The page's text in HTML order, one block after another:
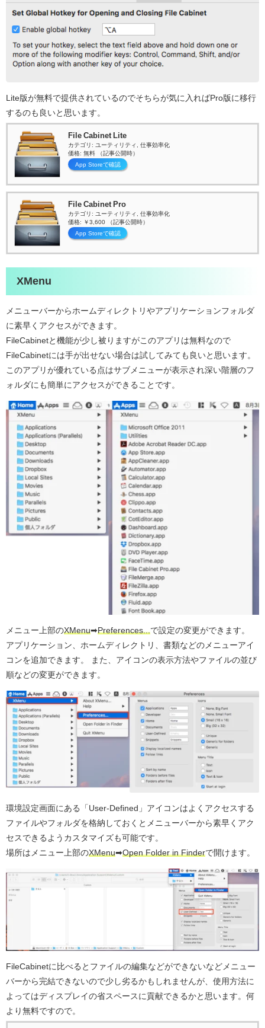
Lite版が無料で提供されているのでそちらが気に入ればPro版に移行
するのも良いと思います。
File Cabinet Lite
カテゴリ: ユーティリティ, 仕事効率化
価格: 無料 （記事公開時）
App Storeで確認
File Cabinet Pro
カテゴリ: ユーティリティ, 仕事効率化
価格: ￥3,600 （記事公開時）
App Storeで確認
XMenu
メニューバーからホームディレクトリやアプリケーションフォルダ
に素早くアクセスができます。
FileCabinetと機能が少し被りますがこのアプリは無料なので
FileCabinetには手が出せない場合は試してみても良いと思います。
このアプリが優れている点はサブメニューが表示され深い階層のフ
ォルダにも簡単にアクセスができることです。
メニュー上部のXMenu➡︎Preferences...で設定の変更ができます。
アプリケーション、ホームディレクトリ、書類などのメニューアイ
コンを追加できます。 また、アイコンの表示方法やファイルの並び
順などの変更ができます。
環境設定画面にある「User-Defined」アイコンはよくアクセスする
ファイルやフォルダを格納しておくとメニューバーから素早くアク
セスできるようカスタマイズも可能です。
場所はメニュー上部のXMenu➡︎Open Folder in Finderで開けます。
FileCabinetに比べるとファイルの編集などができないなどメニュー
バーから完結できないので少し劣るかもしれませんが、使用方法に
よってはディスプレイの省スペースに貢献できるかと思います。何
より無料ですので。